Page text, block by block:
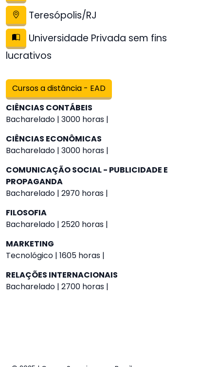
Teresópolis/RJ
Universidade Privada sem fins
lucrativos
Cursos a distância - EAD
CIÊNCIAS CONTÁBEIS
Bacharelado | 3000 horas |
CIÊNCIAS ECONÔMICAS
Bacharelado | 3000 horas |
COMUNICAÇÃO SOCIAL - PUBLICIDADE E
PROPAGANDA
Bacharelado | 2970 horas |
FILOSOFIA
Bacharelado | 2520 horas |
MARKETING
Tecnológico | 1605 horas |
RELAÇÕES INTERNACIONAIS
Bacharelado | 2700 horas |